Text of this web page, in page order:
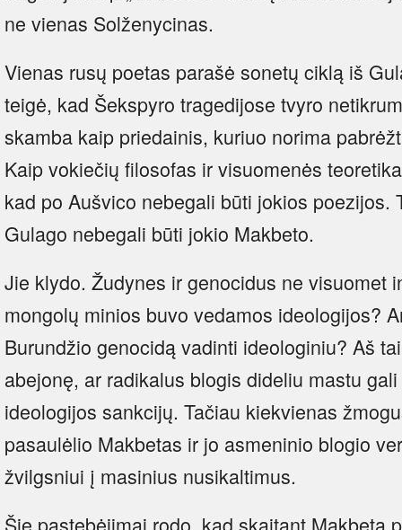
ne vienas Solženycinas.
Vienas rusų poetas parašė sonetų ciklą iš
teigė, kad Šekspyro tragedijose tvyro
skamba kaip priedainis, kuriuo norima
Kaip vokiečių filosofas ir visuomenės
kad po Aušvico nebegali būti jokios poezijos.
Gulago nebegali būti jokio Makbeto.
Jie klydo. Žudynes ir genocidus ne visuomet
mongolų minios buvo vedamos ideologijos?
Burundžio genocidą vadinti ideologiniu? Aš
abejonę, ar radikalus blogis dideliu mastu
ideologijos sankcijų. Tačiau kiekvienas
pasaulėlio Makbetas ir jo asmeninio blogio
žvilgsniui į masinius nusikaltimus.
Šie pastebėjimai rodo, kad skaitant Makbetą